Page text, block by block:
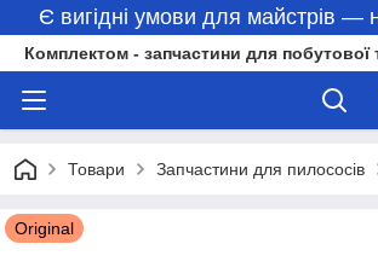
Є вигідні умови для майстрів —
Комплектом - запчастини для побутової
Товари Запчастини для пилососів
Original